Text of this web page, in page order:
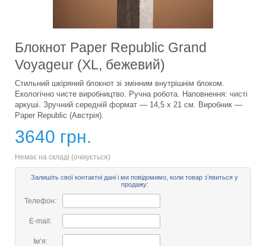
Блокнот Paper Republic Grand
Voyageur (XL, бежевий)
Стильний шкіряний блокнот зі змінним внутрішнім блоком.
Екологічно чисте виробництво. Ручна робота. Наповнення: чисті
аркуші. Зручний середній формат — 14,5 х 21 см. Виробник —
Paper Republic (Австрія).
3640 грн.
Немає на складі (очікується)
Залишіть свої контактні дані і ми повідомимо, коли товар зʼявиться у
продажу:
Телефон:
E-mail:
Імʼя: